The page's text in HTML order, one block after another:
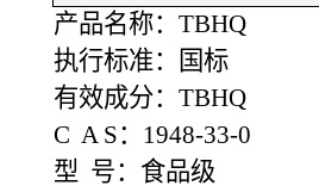
产品名称：TBHQ
执行标准：国标
有效成分：TBHQ
C A S：1948-33-0
型 号：食品级